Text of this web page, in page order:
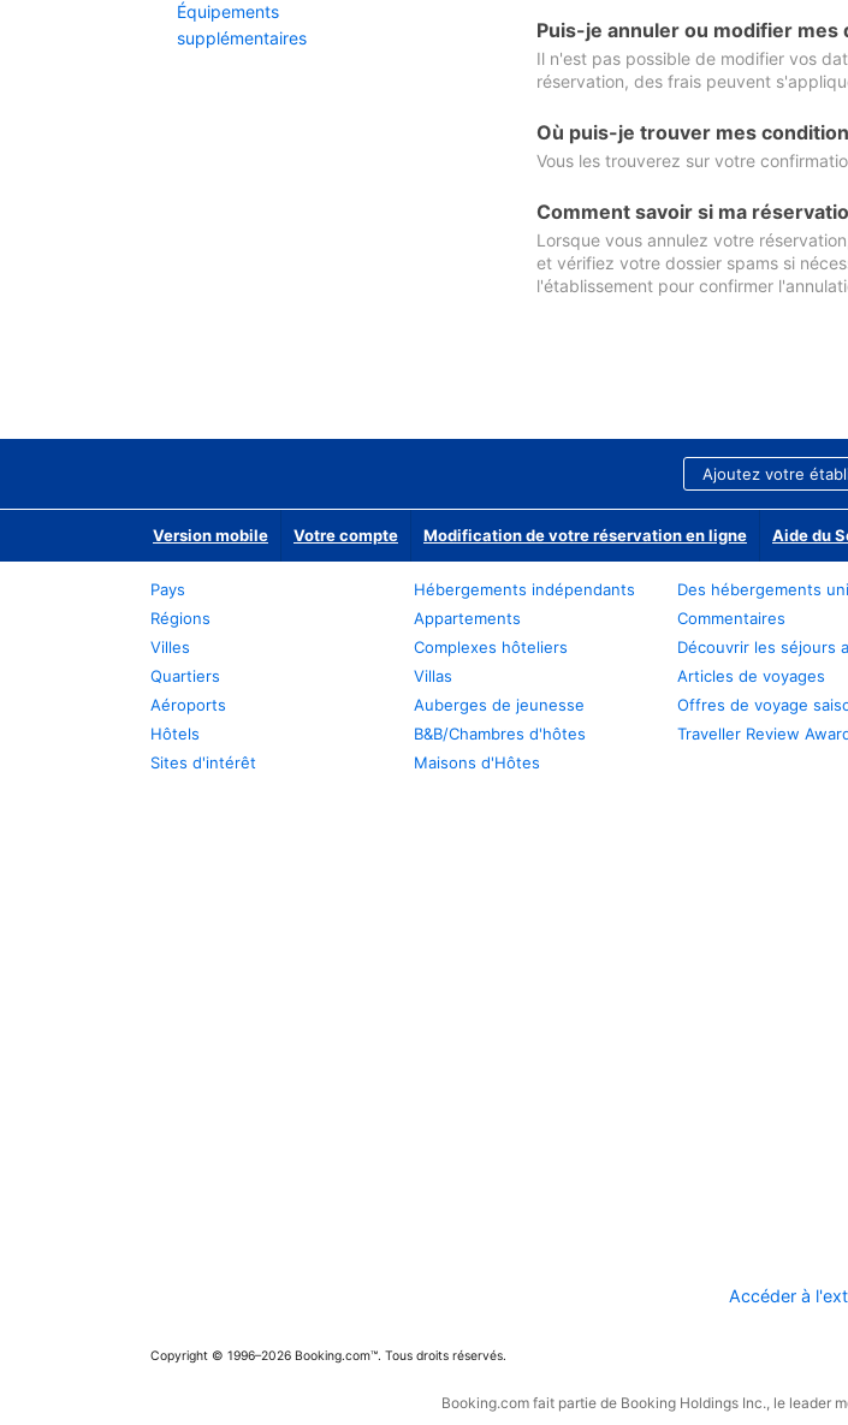
Équipements
supplémentaires
Puis-je annuler ou modifier
Il n'est pas possible de modifier vos
réservation, des frais peuvent
Où puis-je trouver mes
Vous les trouverez sur votre
Comment savoir si ma
Lorsque vous annulez votre
et vérifiez votre dossier spams si
l'établissement pour confirmer
Ajoutez votre
Version mobile Votre compte Modification de votre réservation en ligne Aide du
Pays
Régions
Villes
Quartiers
Aéroports
Hôtels
Sites d'intérêt
Hébergements indépendants
Appartements
Complexes hôteliers
Villas
Auberges de jeunesse
B&B/Chambres d'hôtes
Maisons d'Hôtes
Des hébergements
Commentaires
Découvrir les séjours
Articles de voyages
Offres de voyage
Traveller Review
Accéder à
Copyright © 1996–2026 Booking.com™. Tous droits réservés.
Booking.com fait partie de Booking Holdings Inc., le leader